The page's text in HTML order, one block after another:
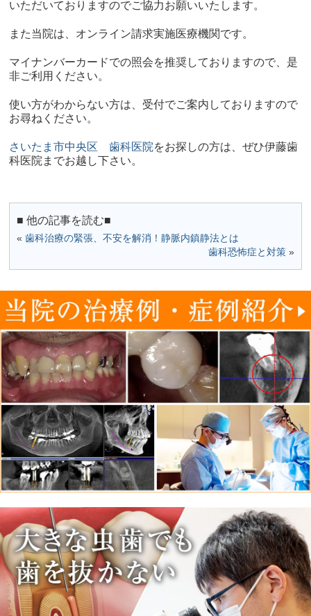
いただいておりますのでご協力お願いいたします。
また当院は、オンライン請求実施医療機関です。
マイナンバーカードでの照会を推奨しておりますので、是
非ご利用ください。
使い方がわからない方は、受付でご案内しておりますので
お尋ねください。
さいたま市中央区 歯科医院をお探しの方は、ぜひ伊藤歯
科医院までお越し下さい。​​
■ 他の記事を読む■
«歯科治療の緊張、不安を解消！静脈内鎮静法とは
歯科恐怖症と対策»